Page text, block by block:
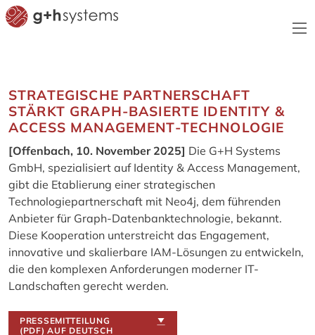
STRATEGISCHE PARTNERSCHAFT
STÄRKT GRAPH-BASIERTE IDENTITY &
ACCESS MANAGEMENT-TECHNOLOGIE
[Offenbach, 10. November 2025] Die G+H Systems
GmbH, spezialisiert auf Identity & Access Management,
gibt die Etablierung einer strategischen
Technologiepartnerschaft mit Neo4j, dem führenden
Anbieter für Graph-Datenbanktechnologie, bekannt.
Diese Kooperation unterstreicht das Engagement,
innovative und skalierbare IAM-Lösungen zu entwickeln,
die den komplexen Anforderungen moderner IT-
Landschaften gerecht werden.
PRESSEMITTEILUNG
(PDF) AUF DEUTSCH